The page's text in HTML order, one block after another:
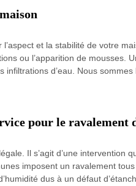
et la stabilité de votre
ou l’apparition de mousses.
infiltrations d’eau. Nous
pour le ravalement
Il s’agit d’une
imposent un ravalement
dus à un défaut